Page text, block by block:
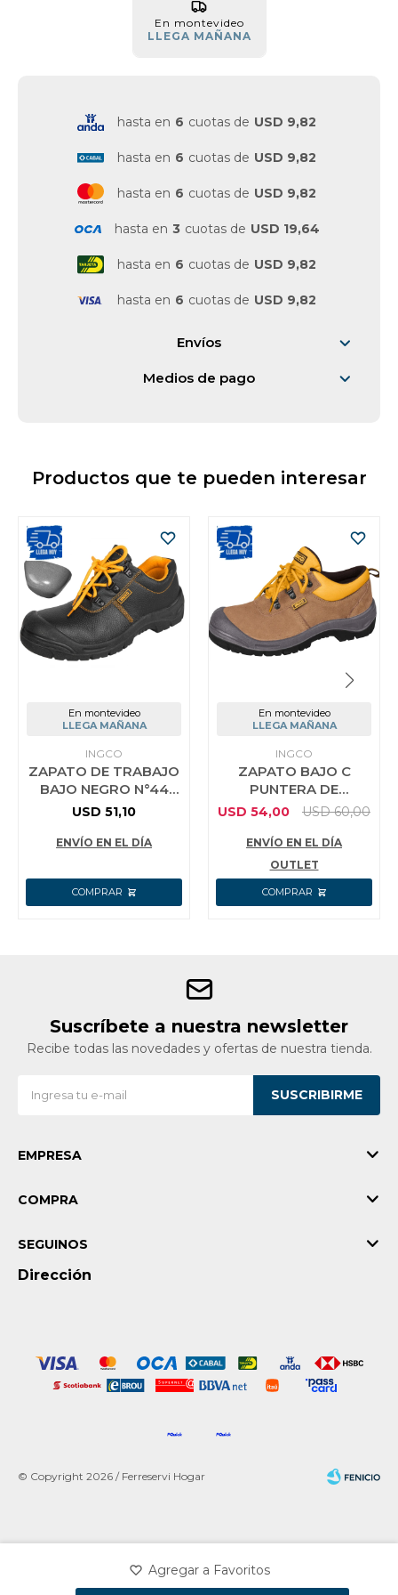
En montevideo
LLEGA MAÑANA
hasta en 6 cuotas de USD 9,82
hasta en 6 cuotas de USD 9,82
hasta en 6 cuotas de USD 9,82
hasta en 3 cuotas de USD 19,64
hasta en 6 cuotas de USD 9,82
hasta en 6 cuotas de USD 9,82
Envíos
Medios de pago
Productos que te pueden interesar
En montevideo
LLEGA MAÑANA
INGCO
ZAPATO DE TRABAJO
BAJO NEGRO N°44
INGCO SSH03SB.44
USD 51,10
ENVÍO EN EL DÍA
En montevideo
LLEGA MAÑANA
INGCO
ZAPATO BAJO C
PUNTERA DE
SEGURIDAD N°44
USD 54,00 USD 60,00
ENVÍO EN EL DÍA
OUTLET
Suscríbete a nuestra newsletter
Recibe todas las novedades y ofertas de nuestra tienda.
SUSCRIBIRME
EMPRESA
COMPRA
Dirección
SEGUINOS
© Copyright 2026 / Ferreservi Hogar
Vestimenta y calzado